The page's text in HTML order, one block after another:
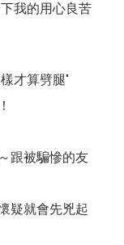
我的用心良苦
才算劈腿"
跟被騙慘的友
疑就會先兇起